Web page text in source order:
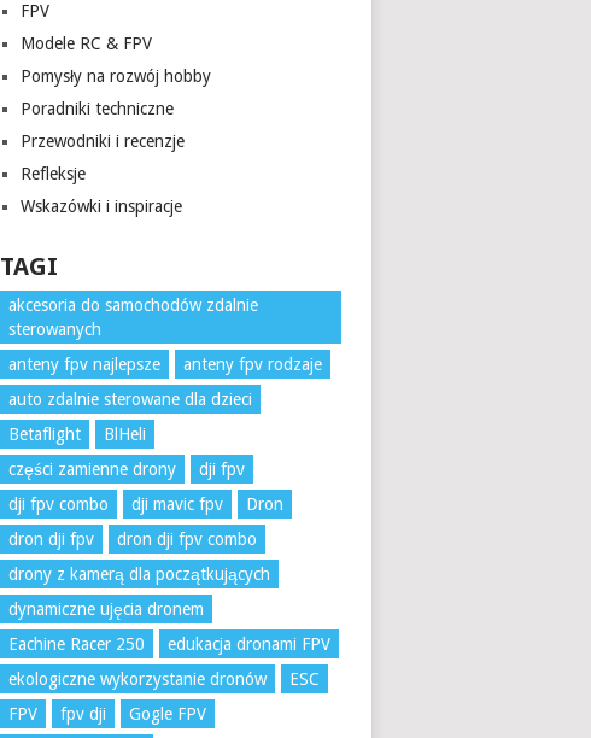
FPV
Modele RC & FPV
Pomysły na rozwój hobby
Poradniki techniczne
Przewodniki i recenzje
Refleksje
Wskazówki i inspiracje
TAGI
akcesoria do samochodów zdalnie
sterowanych
anteny fpv najlepsze
anteny fpv rodzaje
auto zdalnie sterowane dla dzieci
Betaflight
BlHeli
części zamienne drony
dji fpv
dji fpv combo
dji mavic fpv
Dron
dron dji fpv
dron dji fpv combo
drony z kamerą dla początkujących
dynamiczne ujęcia dronem
Eachine Racer 250
edukacja dronami FPV
ekologiczne wykorzystanie dronów
ESC
FPV
fpv dji
Gogle FPV